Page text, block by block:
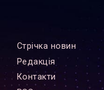
Стрiчка новин
Редакцiя
Контакти